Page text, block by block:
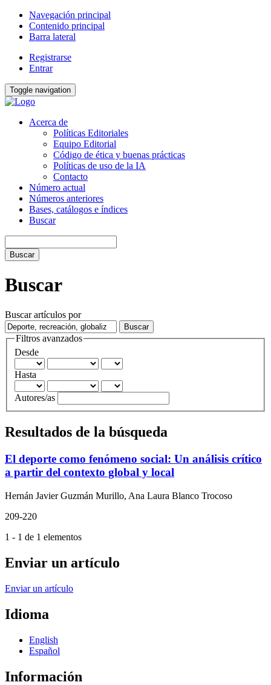
Navegación principal
Contenido principal
Barra lateral
Registrarse
Entrar
Toggle navigation
Acerca de
Políticas Editoriales
Equipo Editorial
Código de ética y buenas prácticas
Políticas de uso de la IA
Contacto
Número actual
Números anteriores
Bases, catálogos e índices
Buscar
Buscar
Buscar
Buscar artículos por
Filtros avanzados
Desde
Hasta
Autores/as
Resultados de la búsqueda
El deporte como fenómeno social: Un análisis crítico
a partir del contexto global y local
Hernán Javier Guzmán Murillo, Ana Laura Blanco Trocoso
209-220
1 - 1 de 1 elementos
Enviar un artículo
Enviar un artículo
Idioma
English
Español
Información